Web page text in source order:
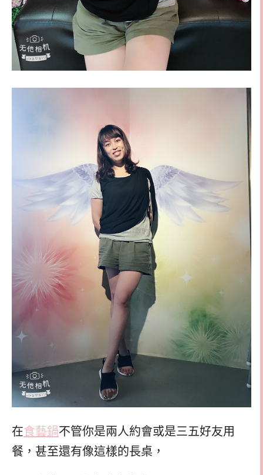
在食藝鍋不管你是兩人約會或是三五好友用
餐，甚至還有像這樣的長桌，